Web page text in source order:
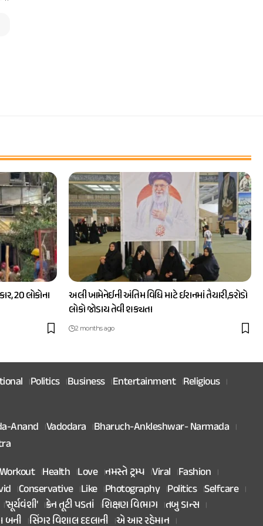
20 લોકોના
અલી ખામેનેઈની અંતિમ વિધિ માટે ઈરાનમાં તૈયારી,કરોડો
લોકો જોડાય તેવી શક્યતા
2 months ago
Politics Business Entertainment Religious
Anand Vadodara Bharuch-Ankleshwar- Narmada
Health Love નમસ્તે ટ્રમ્પ Viral Fashion
Conservative Like Photography Politics Selfcare
'સૂર્યવંશી' ક્રેન તૂટી પડતાં શિક્ષણ વિભાગ તબુ ડાન્સ
બની સિંગર વિશાલ દદલાની એ આર રહેમાન